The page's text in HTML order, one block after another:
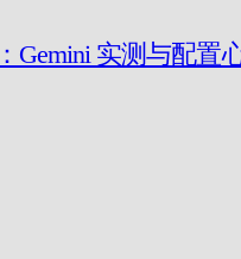
Gemini 实测与配置